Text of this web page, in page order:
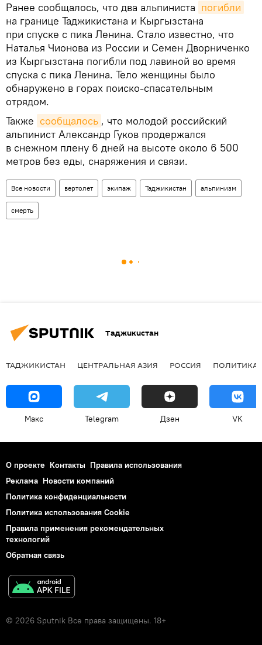
Ранее сообщалось, что два альпиниста погибли
на границе Таджикистана и Кыргызстана
при спуске с пика Ленина. Стало известно, что
Наталья Чионова из России и Семен Дворниченко
из Кыргызстана погибли под лавиной во время
спуска с пика Ленина. Тело женщины было
обнаружено в горах поиско-спасательным
отрядом.
Также сообщалось , что молодой российский
альпинист Александр Гуков продержался
в снежном плену 6 дней на высоте около 6 500
метров без еды, снаряжения и связи.
Все новости вертолет экипаж Таджикистан альпинизм
смерть
Таджикистан
ТАДЖИКИСТАН ЦЕНТРАЛЬНАЯ АЗИЯ РОССИЯ ПОЛИТИКА
Макс Telegram Дзен VK
О проекте Контакты Правила использования
Реклама Новости компаний
Политика конфиденциальности
Политика использования Cookie
Правила применения рекомендательных
технологий
Обратная связь
© 2026 Sputnik Все права защищены. 18+